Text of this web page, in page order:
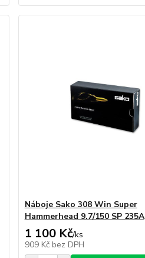
Náboje Sako 308 Win Super
Hammerhead 9.7/150 SP 235A
1 100 Kč/ks
909 Kč bez DPH